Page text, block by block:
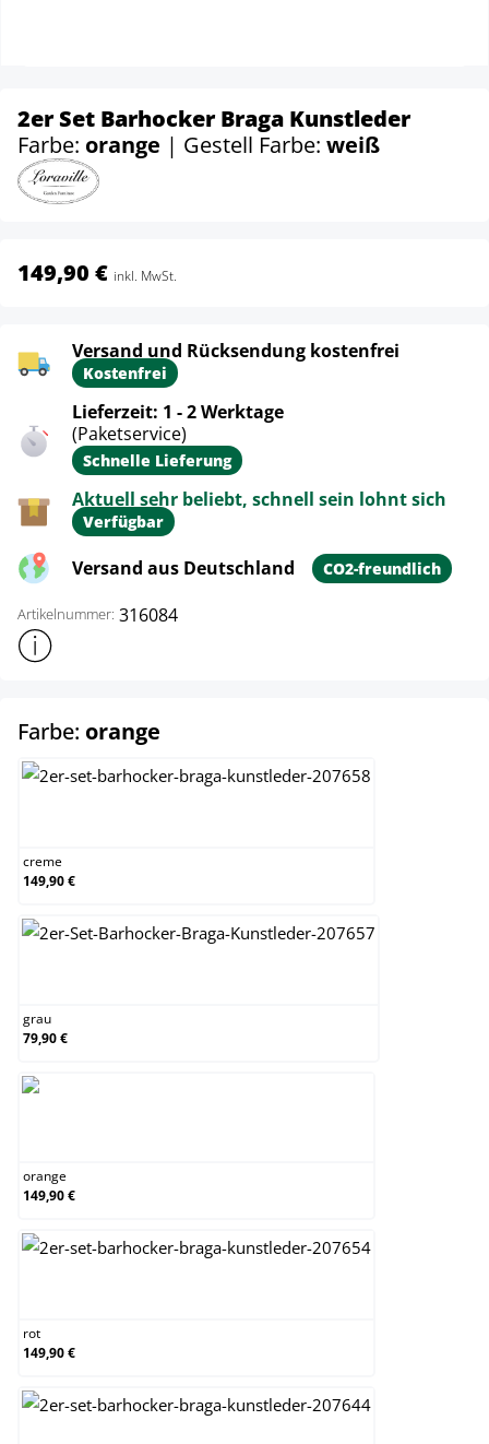
2er Set Barhocker Braga Kunstleder
Farbe: orange | Gestell Farbe: weiß
149,90 € inkl. MwSt.
Versand und Rücksendung kostenfrei
Kostenfrei
Lieferzeit: 1 - 2 Werktage
(Paketservice)
Schnelle Lieferung
Aktuell sehr beliebt, schnell sein lohnt sich
Verfügbar
Versand aus Deutschland CO2-freundlich
Artikelnummer: 316084
Weitere Produktinformationen anzeigen
Farbe: orange
creme
149,90 €
grau
79,90 €
orange
149,90 €
rot
149,90 €